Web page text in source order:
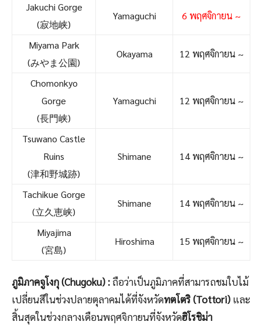
Jakuchi Gorge
(寂地峡)
Yamaguchi 6 พฤศจิกายน ~
Miyama Park
(みやま公園)
Okayama 12 พฤศจิกายน ~
Chomonkyo
Gorge
(長門峡)
Yamaguchi 12 พฤศจิกายน ~
Tsuwano Castle
Ruins
(津和野城跡)
Shimane 14 พฤศจิกายน ~
Tachikue Gorge
(立久恵峡)
Shimane 14 พฤศจิกายน ~
Miyajima
(宮島)
Hiroshima 15 พฤศจิกายน ~
ภูมิภาคจูโงกุ (Chugoku) : ถือว่าเป็นภูมิภาคที่สามารถชมใบไม้
เปลี่ยนสีในช่วงปลายตุลาคมได้ที่จังหวัดทตโตริ (Tottori) และ
สิ้นสุดในช่วงกลางเดือนพฤศจิกายนที่จังหวัดฮิโรชิม่า